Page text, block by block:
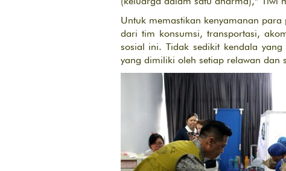
Untuk memastikan kenyamanan
dari tim konsumsi, transportasi,
sosial ini. Tidak sedikit kendala
yang dimiliki oleh setiap relawan dan